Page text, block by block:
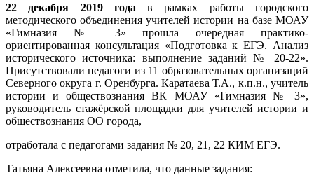
22 декабря 2019 годав рамках работы городского
методического объединения учителей истории на базе МОАУ
«Гимназия № 3» прошла очередная практико-
ориентированная консультация «Подготовка к ЕГЭ. Анализ
исторического источника: выполнение заданий № 20-22».
Присутствовали педагоги из 11 образовательных организаций
Северного округа г. Оренбурга. Каратаева Т.А., к.п.н., учитель
истории и обществознанияВК МОАУ «Гимназия № 3»,
руководитель стажёрской площадки для учителей истории и
обществознания ОО города,
отработала с педагогами задания № 20, 21, 22 КИМ ЕГЭ.
Татьяна Алексеевна отметила, что данные задания: